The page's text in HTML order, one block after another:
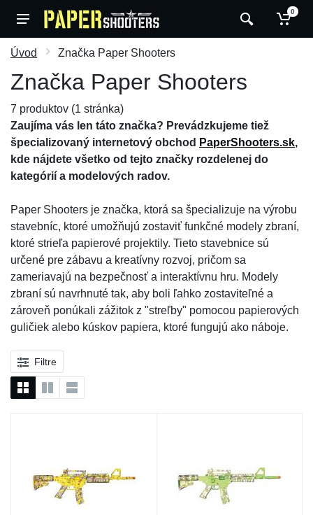
0
Úvod Značka Paper Shooters
Značka Paper Shooters
7 produktov (1 stránka)
Zaujíma vás len táto značka? Prevádzkujeme tiež
špecializovaný internetový obchod PaperShooters.sk,
kde nájdete všetko od tejto značky rozdelenej do
kategórií a modelových radov.
Paper Shooters je značka, ktorá sa špecializuje na výrobu
stavebníc, ktoré umožňujú zostaviť funkčné modely zbraní,
ktoré strieľa papierové projektily. Tieto stavebnice sú
určené pre zábavu a kreatívny rozvoj, pričom sa
zameriavajú na bezpečnosť a interaktívnu hru. Modely
zbraní sú navrhnuté tak, aby boli ľahko zostaviteľné a
zároveň ponúkali zážitok z "streľby" pomocou papierových
guličiek alebo kúskov papiera, ktoré fungujú ako náboje.
Filtre